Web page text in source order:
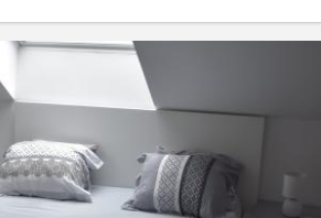
Charges:
75 €
Domiciliation:
Sous conditions
Aménagement